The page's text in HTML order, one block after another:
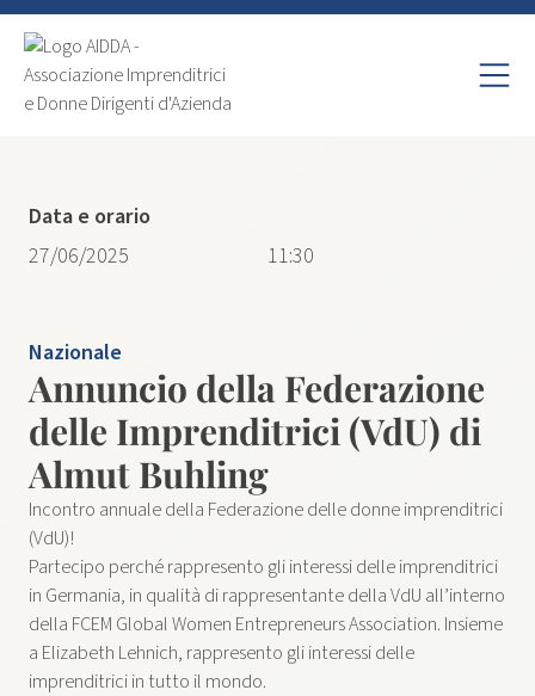
Nazionale
Annuncio della Federazione
delle Imprenditrici (VdU) di
Almut Buhling
Incontro annuale della Federazione delle donne imprenditrici
(VdU)!
Partecipo perché rappresento gli interessi delle imprenditrici
in Germania, in qualità di rappresentante della VdU all’interno
della FCEM Global Women Entrepreneurs Association. Insieme
a Elizabeth Lehnich, rappresento gli interessi delle
imprenditrici in tutto il mondo.
Data e orario
27/06/2025
11:30